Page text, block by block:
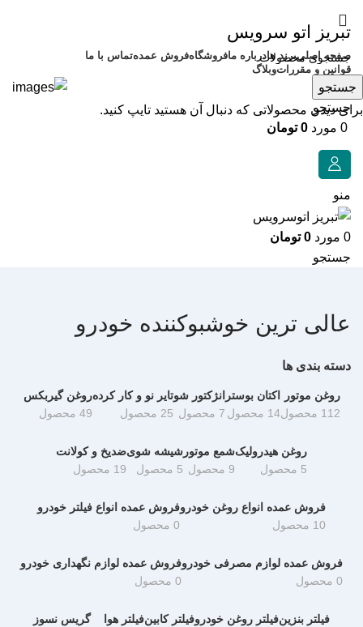
تبریز اتو سرویس
صفحه اصلیبرند هادرباره مافروشگاهفروش عمدهتماس با ما
قوانین و مقرراتوبلاگ
جستجو
0 مورد 0 تومان
منو
0 مورد 0 تومان
جستجو
عالی ترین خوشبوکننده خودرو
دسته بندی ها
روغن موتور
112 محصول
اکتان بوستر
14 محصول
انژکتور شو
7 محصول
تایر نو و کار کرده
25 محصول
روغن گیربکس
49 محصول
روغن هیدرولیک
5 محصول
شمع موتور
9 محصول
شیشه شوی
5 محصول
ضدیخ و کولانت
19 محصول
فروش عمده انواع روغن خودرو
10 محصول
فروش عمده انواع فیلتر خودرو
0 محصول
فروش عمده لوازم مصرفی خودرو
0 محصول
فروش عمده لوازم نگهداری خودرو
0 محصول
فیلتر بنزینفیلتر روغن خودروفیلتر کابینفیلتر هوا
گریس نسوز
جستجو
برای دیدن محصولاتی که دنبال آن هستید تایپ کنید.